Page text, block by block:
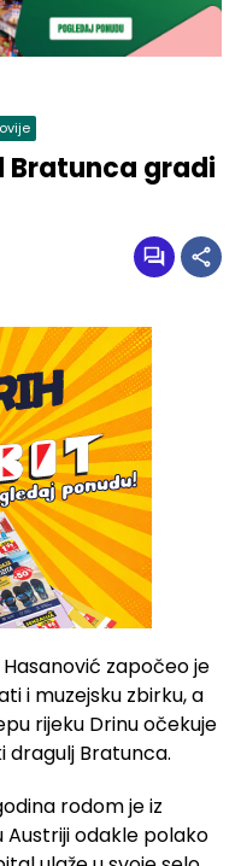
Bratunca gradi
započeo je
i muzejsku zbirku, a
rijeku Drinu očekuje
Bratunca.
rodom je iz
Austriji odakle polako